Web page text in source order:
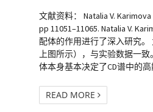
文献资料： Natalia V.
pp 11051–11065. Natalia V.
配体的作用进行了深入研究。
上图所示），与实验数据一
体本身基本决定了CD谱中的
READ MORE